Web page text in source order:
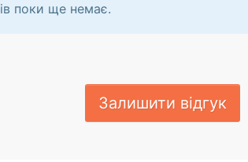
поки ще немає.
Залишити відгук